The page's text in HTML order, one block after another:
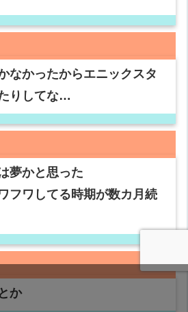
なかったからエニックスタ
りしてな…
夢かと思った
フワしてる時期が数カ月続
か